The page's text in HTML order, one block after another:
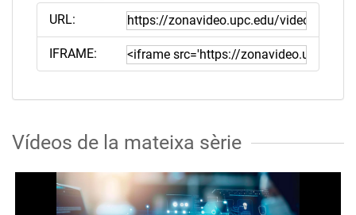
URL:
IFRAME:
Vídeos de la mateixa sèrie